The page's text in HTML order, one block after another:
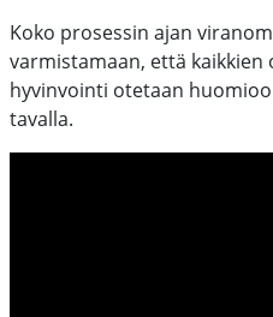
Koko prosessin ajan
varmistamaan, että
hyvinvointi otetaan
tavalla.